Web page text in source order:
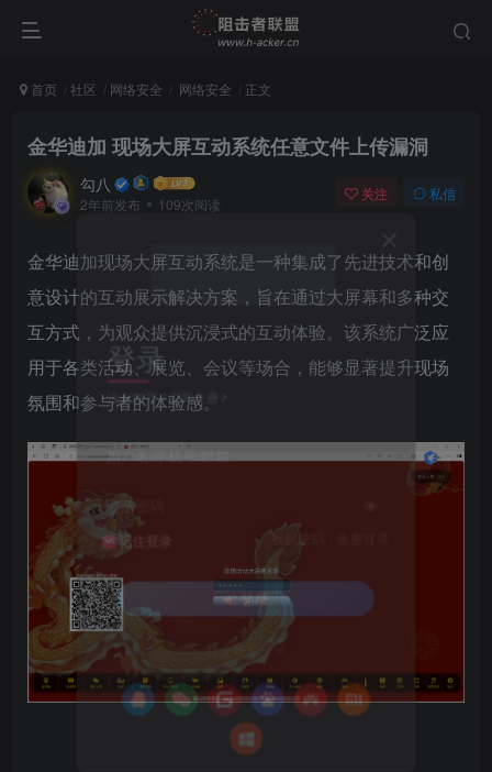
首页 社区 网络安全 网络安全 正文
金华迪加 现场大屏互动系统任意文件上传漏洞
勾八
2年前发布 109次阅读
关注 私信
金华迪加现场大屏互动系统是一种集成了先进技术和创
意设计的互动展示解决方案，旨在通过大屏幕和多种交
互方式，为观众提供沉浸式的互动体验。该系统广泛应
用于各类活动、展览、会议等场合，能够显著提升现场
氛围和参与者的体验感。
登录
没有账号？立即注册
用户名/手机号/邮箱
登录密码
记住登录 找回密码
登录
社交账号登录